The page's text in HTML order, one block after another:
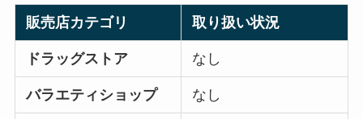
販売店カテゴリ 取り扱い状況
ドラッグストア なし
バラエティショップ なし